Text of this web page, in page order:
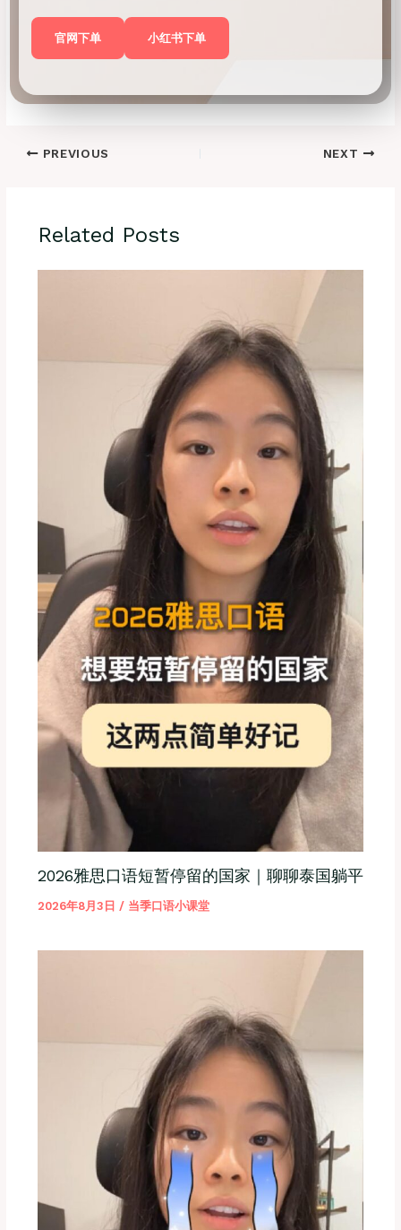
官网下单 小红书下单
PREVIOUS NEXT
Related Posts
2026雅思口语短暂停留的国家｜聊聊泰国躺平
2026年8月3日 / 当季口语小课堂